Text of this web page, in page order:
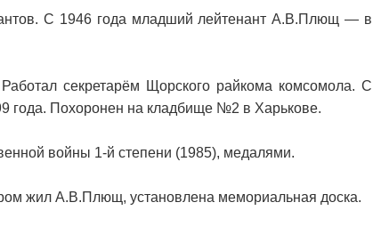
С 1946 года младший лейтенант А.В.Плющ — в
секретарём Щорского райкома комсомола. С
года. Похоронен на кладбище №2 в Харькове.
войны 1-й степени (1985), медалями.
жил А.В.Плющ, установлена мемориальная доска.